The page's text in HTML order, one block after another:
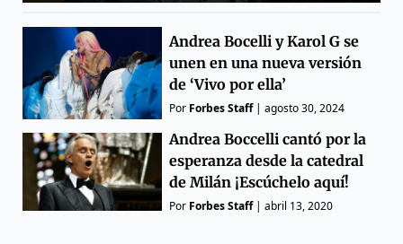
Andrea Bocelli y Karol G se
unen en una nueva versión
de ‘Vivo por ella’
Por Forbes Staff|agosto 30, 2024
Andrea Boccelli cantó por la
esperanza desde la catedral
de Milán ¡Escúchelo aquí!
Por Forbes Staff|abril 13, 2020